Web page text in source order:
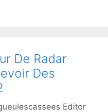
De Radar
Des
Editor